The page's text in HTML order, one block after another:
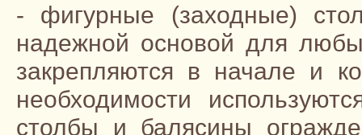
- фигурные (заходные)
надежной основой для
закрепляются в начале и
необходимости
столбы и балясины